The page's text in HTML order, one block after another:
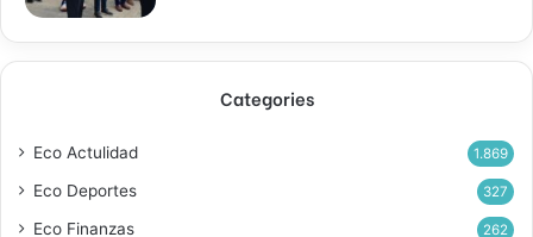
Categories
Eco Actulidad 1.869
Eco Deportes 327
Eco Finanzas 262